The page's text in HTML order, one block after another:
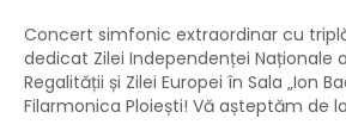
Concert simfonic extraordinar cu
dedicat Zilei Independenței Naționale
Regalității și Zilei Europei în Sala „Ion
Filarmonica Ploiești! Vă așteptăm de